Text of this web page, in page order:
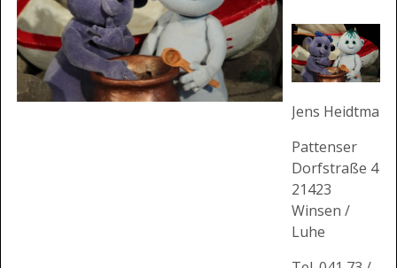
Jens
Pattenser
Dorfstraße 4
21423
Winsen /
Luhe